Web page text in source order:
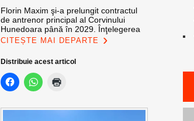
Florin Maxim şi-a prelungit contractul
de antrenor principal al Corvinului
Hunedoara până în 2029. Înţelegerea
CITEȘTE MAI DEPARTE
Distribuie acest articol